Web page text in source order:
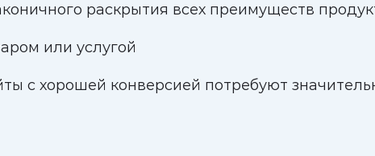
раскрытия всех преимуществ
или услугой
с хорошей конверсией потребуют